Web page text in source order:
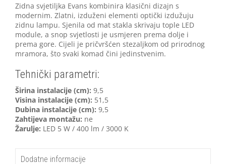
Zidna svjetiljka Evans kombinira klasični dizajn s
modernim. Zlatni, izduženi elementi optički izdužuju
zidnu lampu. Sjenila od mat stakla skrivaju tople LED
module, a snop svjetlosti je usmjeren prema dolje i
prema gore. Cijeli je pričvršćen stezaljkom od prirodnog
mramora, što svaki komad čini jedinstvenim.
Tehnički parametri:
Širina instalacije (cm): 9,5
Visina instalacije (cm): 51,5
Dubina instalacije (cm): 9,5
Zahtijeva montažu: ne
Žarulje: LED 5 W / 400 lm / 3000 K
Dodatne informacije